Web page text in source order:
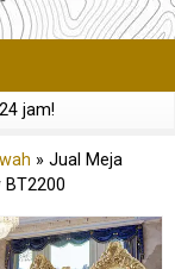
jam!
» Jual Meja
BT2200